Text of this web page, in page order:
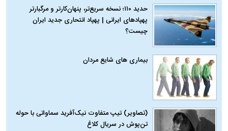
حدید ۱۱۰؛ نسخه سریع‌تر، پنهان‌کارتر و مرگبارتر
پهپادهای ایرانی | پهپاد انتحاری جدید ایران
چیست؟
بیماری‌ های شایع مردان
(تصاویر) تیپ متفاوت نیک‌آفرید سماواتی با حوله
تن‌پوش در سریال کلاغ